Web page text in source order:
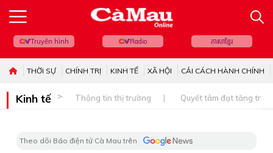
Truyền hình Radio ភាសាខ្មែរ
THỜI SỰ CHÍNH TRỊ KINH TẾ XÃ HỘI CẢI CÁCH HÀNH CHÍNH
Kinh tế Thông tin thị trường Quyết tâm đạt tăng
Theo dõi Báo điện tử Cà Mau trên